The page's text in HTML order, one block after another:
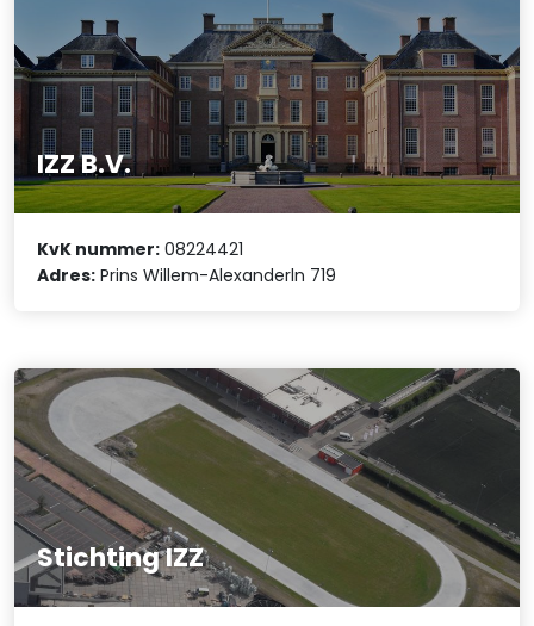
IZZ B.V.
KvK nummer: 08224421
Adres: Prins Willem-Alexanderln 719
Stichting IZZ